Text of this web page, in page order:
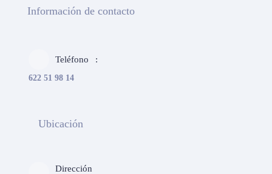
Información de contacto
Teléfono
622 51 98 14
Ubicación
Dirección